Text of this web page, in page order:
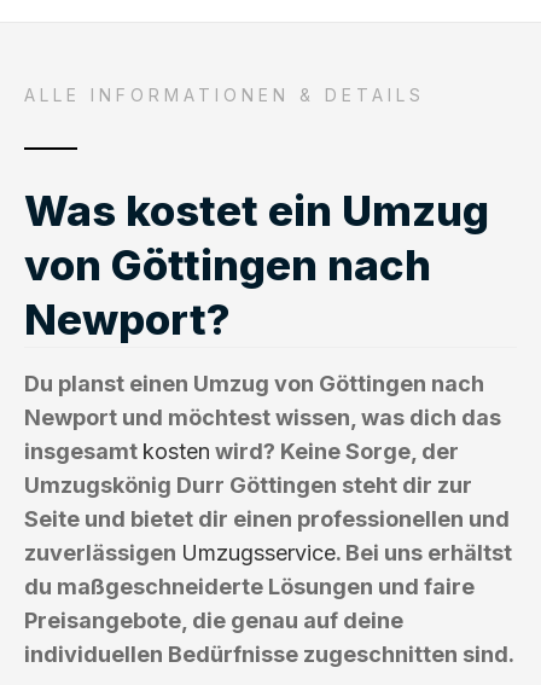
ALLE INFORMATIONEN & DETAILS
Was kostet ein Umzug
von Göttingen nach
Newport?
Du planst einen Umzug von Göttingen nach
Newport und möchtest wissen, was dich das
insgesamt kosten wird? Keine Sorge, der
Umzugskönig Durr Göttingen steht dir zur
Seite und bietet dir einen professionellen und
zuverlässigen Umzugsservice. Bei uns erhältst
du maßgeschneiderte Lösungen und faire
Preisangebote, die genau auf deine
individuellen Bedürfnisse zugeschnitten sind.